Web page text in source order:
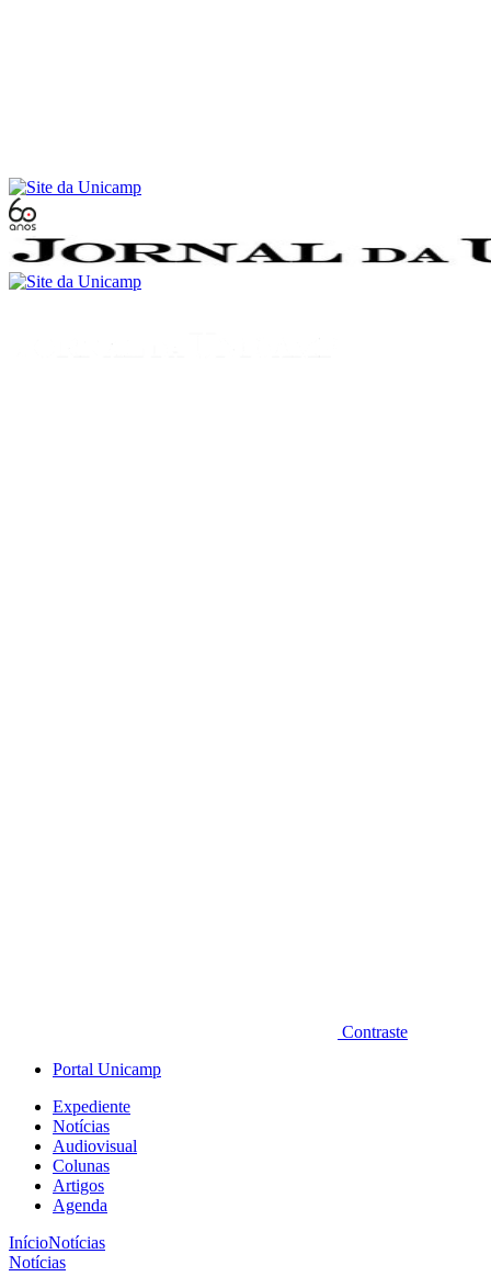
Contraste
Portal Unicamp
Expediente
Notícias
Audiovisual
Colunas
Artigos
Agenda
InícioNotícias
Notícias